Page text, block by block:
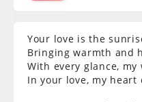
Your love is the
Bringing warmth and
With every glance,
In your love, my heart